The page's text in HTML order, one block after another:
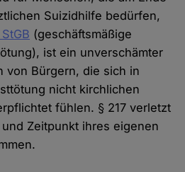
Suizidhilfe bedürfen,
(geschäftsmäßige
ist ein unverschämter
von Bürgern, die sich in
nicht kirchlichen
fühlen. § 217 verletzt
Zeitpunkt ihres eigenen